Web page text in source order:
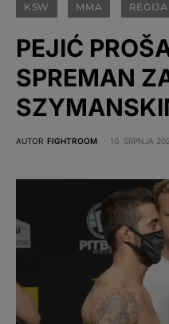
KSW MMA REGIJA
PEJIĆ
SPREMAN
AUTOR FIGHTROOM 10. SRPNJA